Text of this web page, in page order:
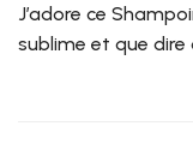
J’adore ce
sublime et que dire